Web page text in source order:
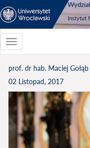
Instytut
Toggle
navigationToggle
prof. dr hab. Maciej Gołąb
02 Listopad, 2017